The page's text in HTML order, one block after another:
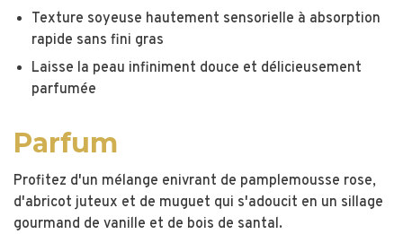
Texture soyeuse hautement sensorielle à absorption
rapide sans fini gras
Laisse la peau infiniment douce et délicieusement
parfumée
Parfum
Profitez d'un mélange enivrant de pamplemousse rose,
d'abricot juteux et de muguet qui s'adoucit en un sillage
gourmand de vanille et de bois de santal.